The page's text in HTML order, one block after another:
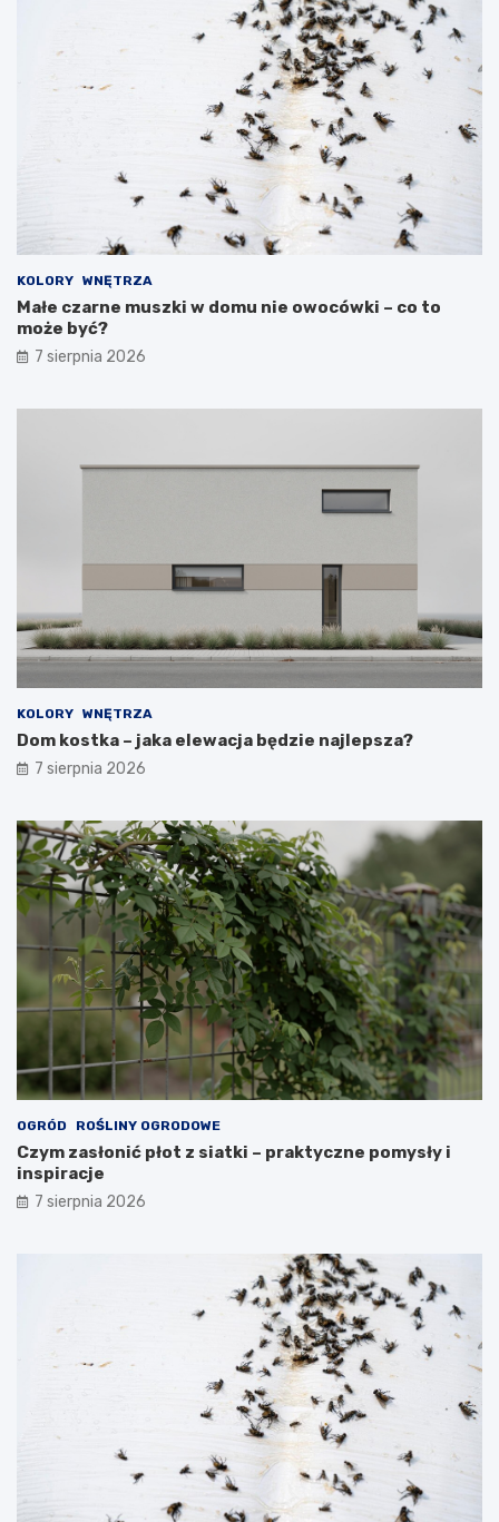
KOLORY WNĘTRZA
Małe czarne muszki w domu nie owocówki – co to
może być?
7 sierpnia 2026
KOLORY WNĘTRZA
Dom kostka – jaka elewacja będzie najlepsza?
7 sierpnia 2026
OGRÓD ROŚLINY OGRODOWE
Czym zasłonić płot z siatki – praktyczne pomysły i
inspiracje
7 sierpnia 2026